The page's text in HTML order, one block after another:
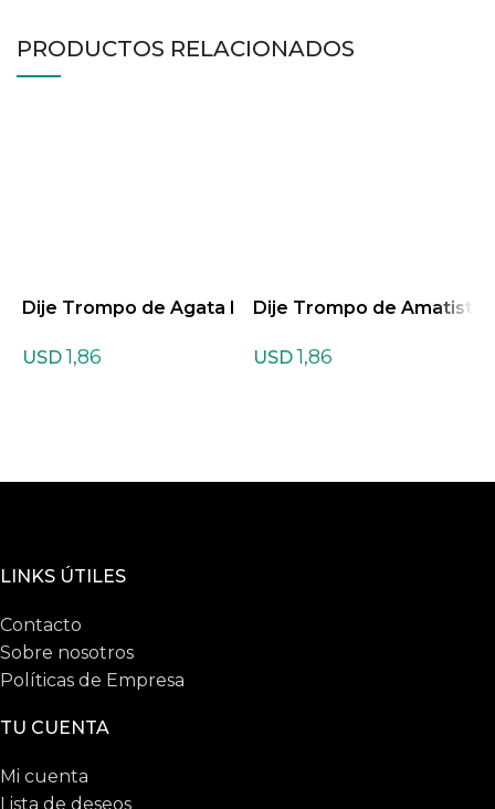
PRODUCTOS RELACIONADOS
Dije Trompo de Agata I
USD 1,86
Dije Trompo de Amatist
USD 1,86
LINKS ÚTILES
Contacto
Sobre nosotros
Políticas de Empresa
TU CUENTA
Mi cuenta
Lista de deseos